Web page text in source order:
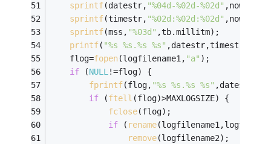
sprintf(datestr, "%04d-%02d-%02d" ,now-
sprintf(timestr, "%02d:%02d:%02d" ,now-
sprintf(mss, "%03d" ,tb.millitm);
printf( "%s %s.%s %s"
    flog=
fopen(logfilename1, "a" );
if (NULL!=flog) {
fprintf(flog, "%s %s.%s %s"
if (ftell (flog)>MAXLOGSIZE) {
fclose(flog);
if ( rename
remove(logfilename2);